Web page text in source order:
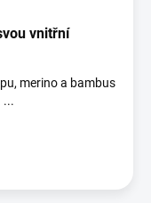
vnitřní
merino a bambus
...